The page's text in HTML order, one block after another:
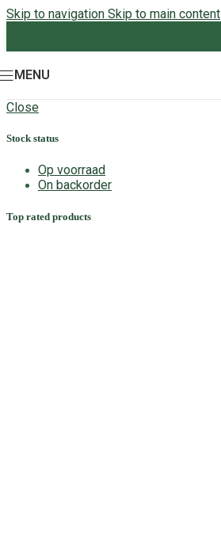
Skip to navigation Skip to main content
MENU
Close
Stock status
Op voorraad
On backorder
Top rated products